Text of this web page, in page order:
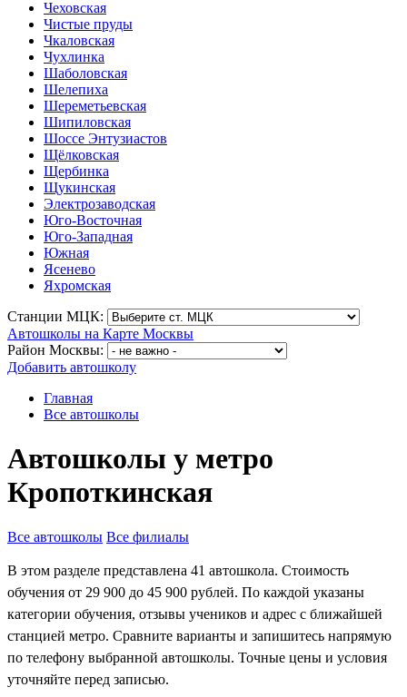
Чеховская
Чистые пруды
Чкаловская
Чухлинка
Шаболовская
Шелепиха
Шереметьевская
Шипиловская
Шоссе Энтузиастов
Щёлковская
Щербинка
Щукинская
Электрозаводская
Юго-Восточная
Юго-Западная
Южная
Ясенево
Яхромская
Станции МЦК:
Автошколы на Карте Москвы
Район Москвы:
Добавить автошколу
Главная
Все автошколы
Автошколы у метро
Кропоткинская
Все автошколы Все филиалы
В этом разделе представлена 41 автошкола. Стоимость
обучения от 29 900 до 45 900 рублей. По каждой указаны
категории обучения, отзывы учеников и адрес с ближайшей
станцией метро. Сравните варианты и запишитесь напрямую
по телефону выбранной автошколы. Точные цены и условия
уточняйте перед записью.